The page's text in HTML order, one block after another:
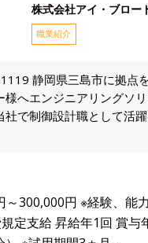
株式会社アイ・ブロー
職業紹介
静岡県三島市に拠点
様へエンジニアリングソ
社で制御設計職として活躍
～300,000円 ※経験、能
定支給 昇給年1回 賞与